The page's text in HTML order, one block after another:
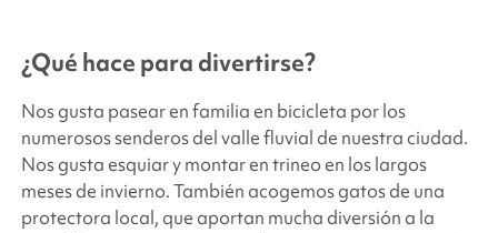
¿Qué hace para divertirse?
Nos gusta pasear en familia en bicicleta por los
numerosos senderos del valle fluvial de nuestra ciudad.
Nos gusta esquiar y montar en trineo en los largos
meses de invierno. También acogemos gatos de una
protectora local, que aportan mucha diversión a la